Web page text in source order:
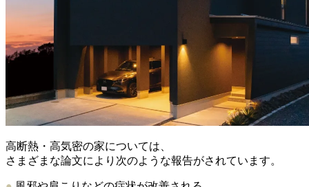
高断熱・高気密の家については、
さまざまな論文により次のような報告がされています。